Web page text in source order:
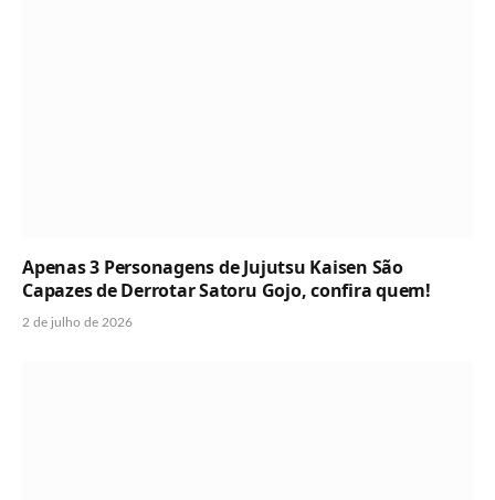
Apenas 3 Personagens de Jujutsu Kaisen São
Capazes de Derrotar Satoru Gojo, confira quem!
2 de julho de 2026